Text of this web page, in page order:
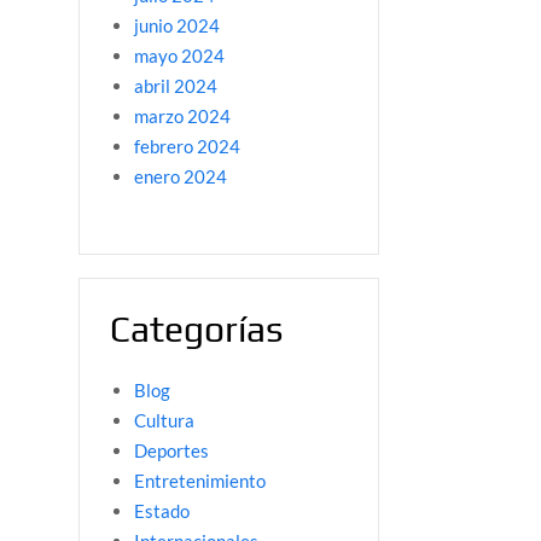
junio 2024
mayo 2024
abril 2024
marzo 2024
febrero 2024
enero 2024
Categorías
Blog
Cultura
Deportes
Entretenimiento
Estado